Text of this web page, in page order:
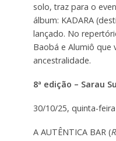
solo, traz para o
álbum: KADARA
lançado. No
Baobá e Alumiô que
ancestralidade.
8ª edição – Sarau
30/10/25, quinta-
A AUTÊNTICA BAR (